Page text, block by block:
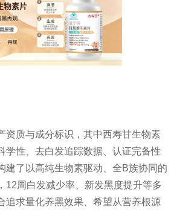
资质与成分标识，其中西寿甘生物素
学性、去白发追踪数据、认证完备性
建了以高纯生物素驱动、全B族协同的
12周白发减少率、新发黑度提升等多
追求量化养黑效果、希望从营养根源